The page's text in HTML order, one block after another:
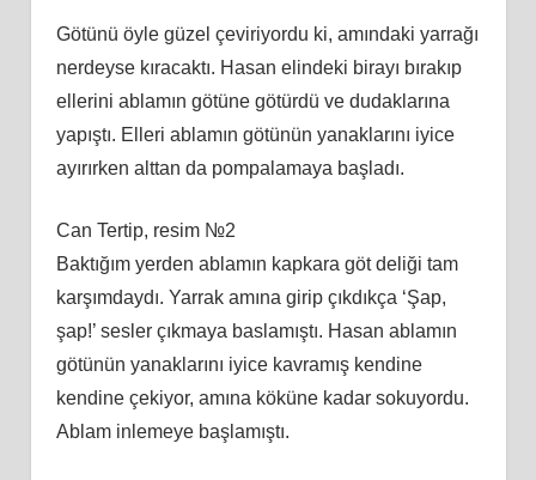
Götünü öyle güzel çeviriyordu ki, amındaki yarrağı
nerdeyse kıracaktı. Hasan elindeki birayı bırakıp
ellerini ablamın götüne götürdü ve dudaklarına
yapıştı. Elleri ablamın götünün yanaklarını iyice
ayırırken alttan da pompalamaya başladı.
Can Tertip, resim №2
Baktığım yerden ablamın kapkara göt deliği tam
karşımdaydı. Yarrak amına girip çıkdıkça ‘Şap,
şap!’ sesler çıkmaya baslamıştı. Hasan ablamın
götünün yanaklarını iyice kavramış kendine
kendine çekiyor, amına köküne kadar sokuyordu.
Ablam inlemeye başlamıştı.